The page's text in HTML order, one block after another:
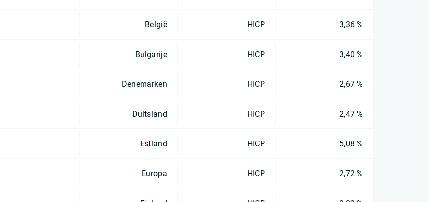
België HICP 3,36 %
Bulgarije HICP 3,40 %
Denemarken HICP 2,67 %
Duitsland HICP 2,47 %
Estland HICP 5,08 %
Europa HICP 2,72 %